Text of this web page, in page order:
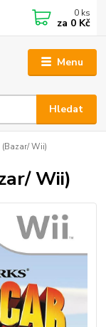
Menu
Hledat
0 ks
za 0 Kč
(Bazar/ Wii)
Wii)